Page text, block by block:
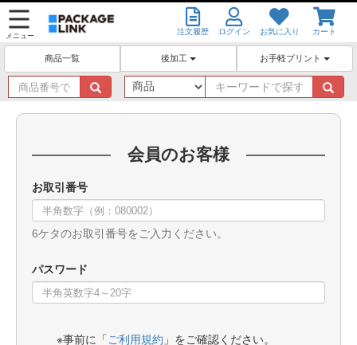
メニュー 注文履歴 ログイン お気に入り カート
商品一覧 後加工 お手軽プリント
商
品
番
キ
ー
ワ
会員のお客様
お取引番号
6ケタのお取引番号をご入力ください。
パスワード
※事前に「 ご利用規約 」をご確認ください。